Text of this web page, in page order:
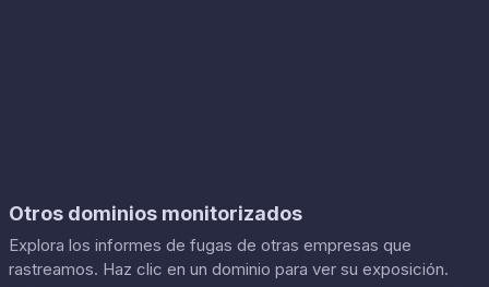
Otros dominios monitorizados
Explora los informes de fugas de otras empresas que
rastreamos. Haz clic en un dominio para ver su exposición.